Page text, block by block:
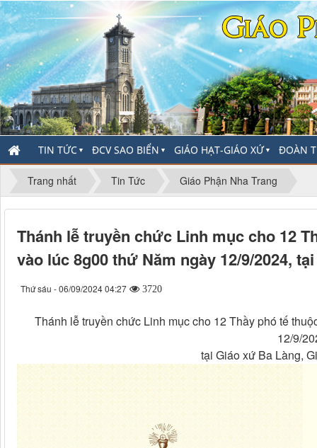
TIN TỨC ▼ ĐCV SAO BIỂN ▼ GIÁO HẠT-GIÁO XỨ▼ ĐOÀN
Trang nhất Tin Tức Giáo Phận Nha Trang
Thánh lễ truyền chức Linh mục cho 12
vào lúc 8g00 thứ Năm ngày 12/9/2024,
Thứ sáu - 06/09/2024 04:27 3720
Thánh lễ truyền chức Linh mục cho 12 Thầy phó tế
12/9/
tại Giáo xứ Ba Làng,